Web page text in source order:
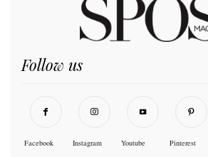
Follow us
Facebook Instagram Youtube Pinterest